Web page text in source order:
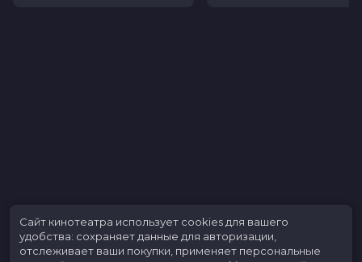
Сайт кинотеатра использует cookies для вашего
удобства: сохраняет данные для авторизации,
отслеживает ваши покупки, применяет персональные